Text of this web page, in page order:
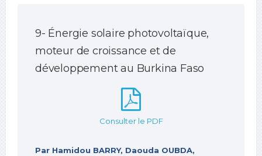
9- Énergie solaire photovoltaïque,
moteur de croissance et de
développement au Burkina Faso
Consulter le PDF
Par Hamidou BARRY, Daouda OUBDA,